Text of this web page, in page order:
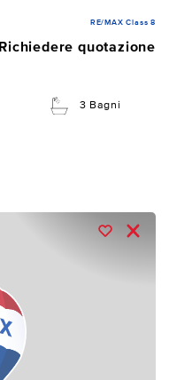
RE/MAX Class 8
Richiedere quotazione
3 Bagni